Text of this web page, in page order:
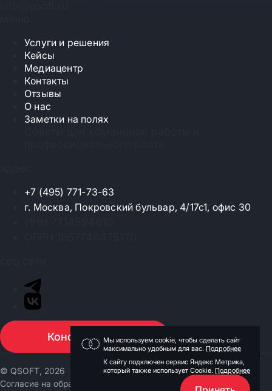
Мы используем cookie, чтобы сделать сайт
максимально удобным для вас. Подробнее
К сайту подключен сервис Яндекс Метрика,
который также использует Cookie. Подробнее
Услуги и решения
Кейсы
Медиацентр
Контакты
Отзывы
О нас
Заметки на полях
+7 (495) 771-73-63
г. Москва, Покровский бульвар, 4/17с1, офис 30
Консультация
© QSOFT, 2026
Согласие на обработку персональных данных